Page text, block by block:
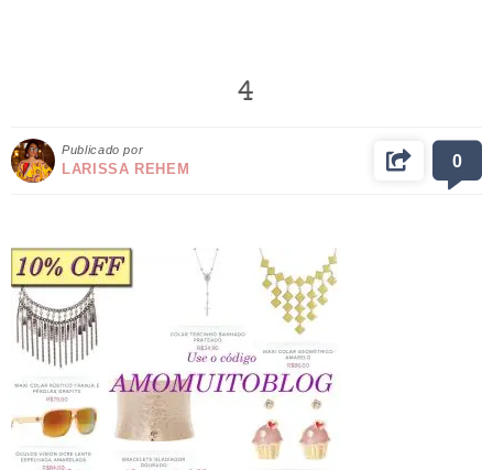
4
Publicado por
LARISSA REHEM 0